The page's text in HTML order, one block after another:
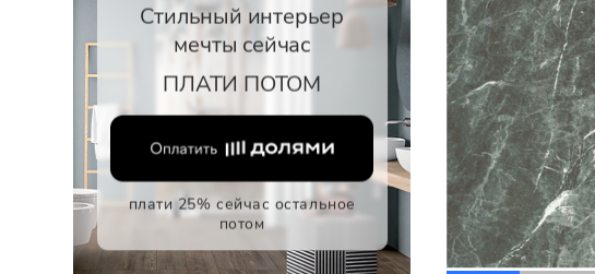
Стильный интерьер
мечты сейчас
ПЛАТИ ПОТОМ
плати 25% сейчас остальное
потом